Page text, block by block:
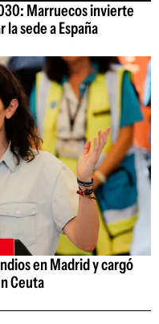
Marruecos invierte
sede a España
en Madrid y cargó
Ceuta